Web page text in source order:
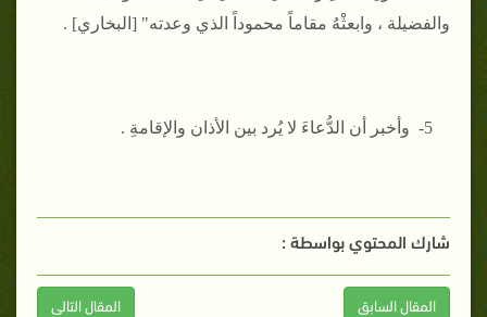
والفضيلة ، وابعثْهُ مقاماً محموداً الذي وعدته" [البخاري] .
5- وأخبر أن الدُّعاءَ لا يُرد بين الأذان والإقامةِ .
شارك المحتوي بواسطة :
المقال السابق المقال التالى